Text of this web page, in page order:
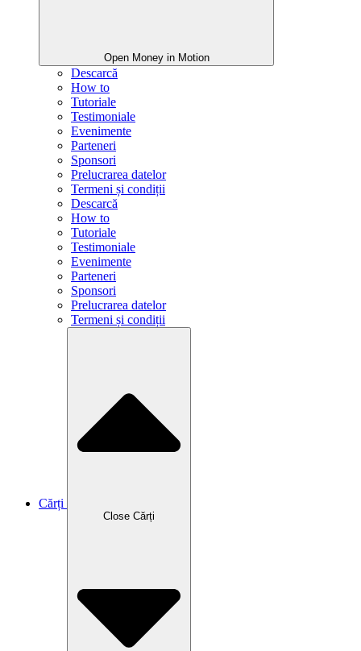
Open Money in Motion
Descarcă
How to
Tutoriale
Testimoniale
Evenimente
Parteneri
Sponsori
Prelucrarea datelor
Termeni și condiții
Descarcă
How to
Tutoriale
Testimoniale
Evenimente
Parteneri
Sponsori
Prelucrarea datelor
Termeni și condiții
Cărți
Close Cărți